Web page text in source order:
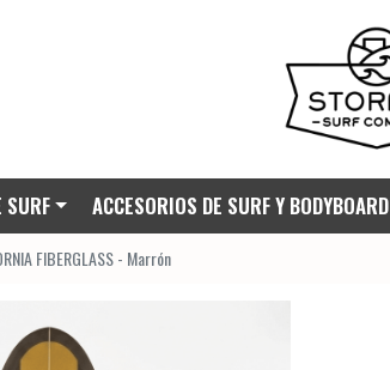
SURF ACCESORIOS DE SURF Y BODYBOARD
FIBERGLASS - Marrón